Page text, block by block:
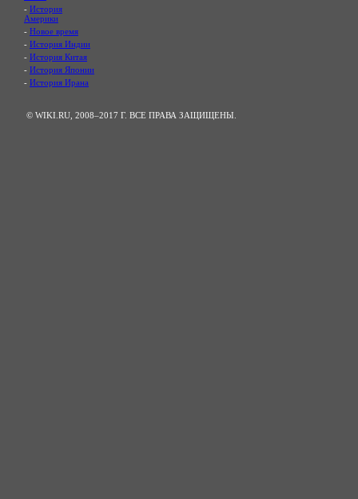
- История
Америки
- Новое время
- История Индии
- История Китая
- История Японии
- История Ирана
© WIKI.RU, 2008–2017 Г. ВСЕ ПРАВА ЗАЩИЩЕНЫ.